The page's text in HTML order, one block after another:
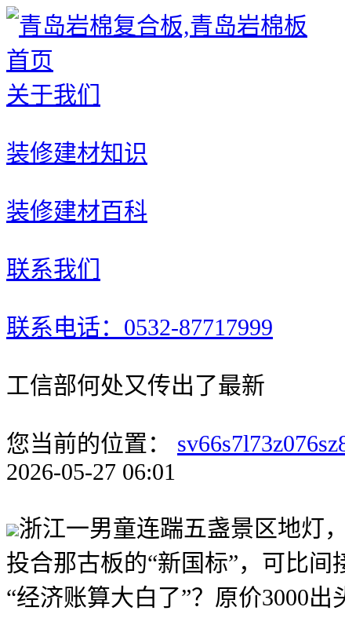
首页
关于我们
装修建材知识
装修建材百科
联系我们
联系电话：0532-87717999
工信部何处又传出了最新
您当前的位置：
2026-05-27 06:01
浙江一男童连踹五盏景区地灯
投合那古板的“新国标”，可比
“经济账算大白了”？原价3000